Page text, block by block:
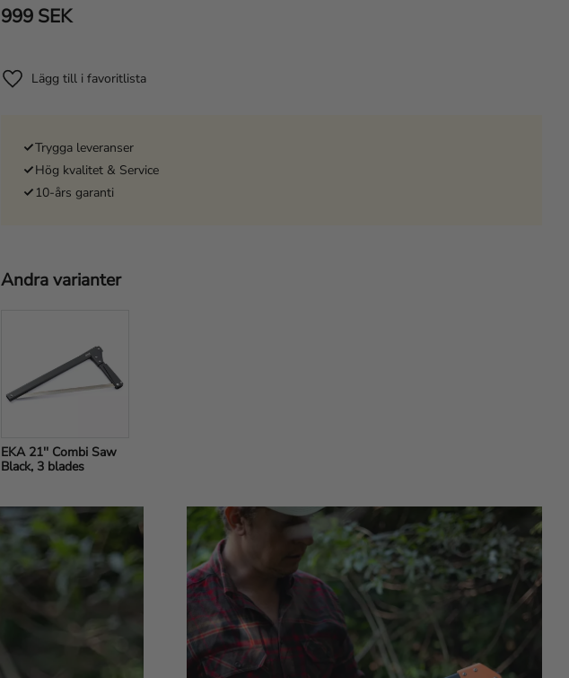
999SEK
Lägg till i favoriter
Trygga leveranser
Hög kvalitet & Service
10-års garanti
Andra varianter
EKA 21'' Combi Saw
Black, 3 blades